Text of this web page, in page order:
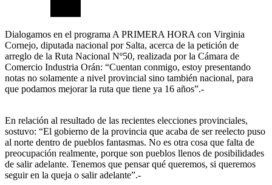
Dialogamos en el programa A PRIMERA HORA con Virginia
Cornejo, diputada nacional por Salta, acerca de la petición de
arreglo de la Ruta Nacional Nº50, realizada por la Cámara de
Comercio Industria Orán: “Cuentan conmigo, estoy presentando
notas no solamente a nivel provincial sino también nacional, para
que podamos mejorar la ruta que tiene ya 16 años”.-
En relación al resultado de las recientes elecciones provinciales,
sostuvo: “El gobierno de la provincia que acaba de ser reelecto puso
al norte dentro de pueblos fantasmas. No es otra cosa que falta de
preocupación realmente, porque son pueblos llenos de posibilidades
de salir adelante. Tenemos que pensar qué queremos, si queremos
seguir en la queja o salir adelante”.-